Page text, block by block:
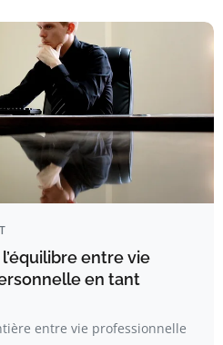
entre vie
en tant
entre vie professionnelle